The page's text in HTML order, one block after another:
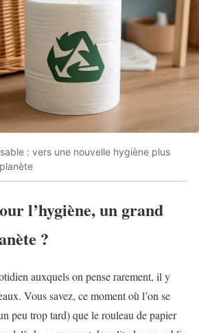
: vers une nouvelle hygiène plus
l’hygiène, un grand
?
auxquels on pense rarement, il y
Vous savez, ce moment où l’on se
peu trop tard) que le rouleau de papier